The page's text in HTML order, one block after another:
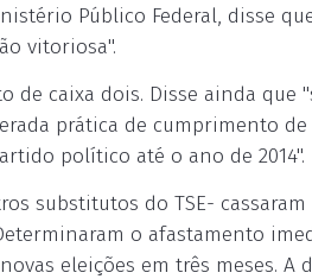
Público Federal, disse
vitoriosa".
de caixa dois. Disse ainda que
prática de cumprimento
político até o ano de 2014".
substitutos do TSE-
o afastamento
eleições em três meses. A